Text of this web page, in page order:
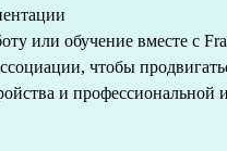
или обучение вместе с
чтобы
и